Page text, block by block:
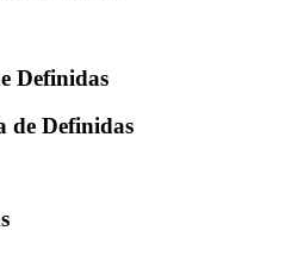
Definidas
de Definidas